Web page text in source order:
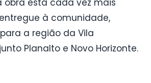
obra está cada vez mais
à comunidade,
a região da Vila
Planalto e Novo Horizonte.